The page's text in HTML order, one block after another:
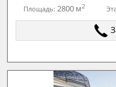
Площадь: 2800 м2